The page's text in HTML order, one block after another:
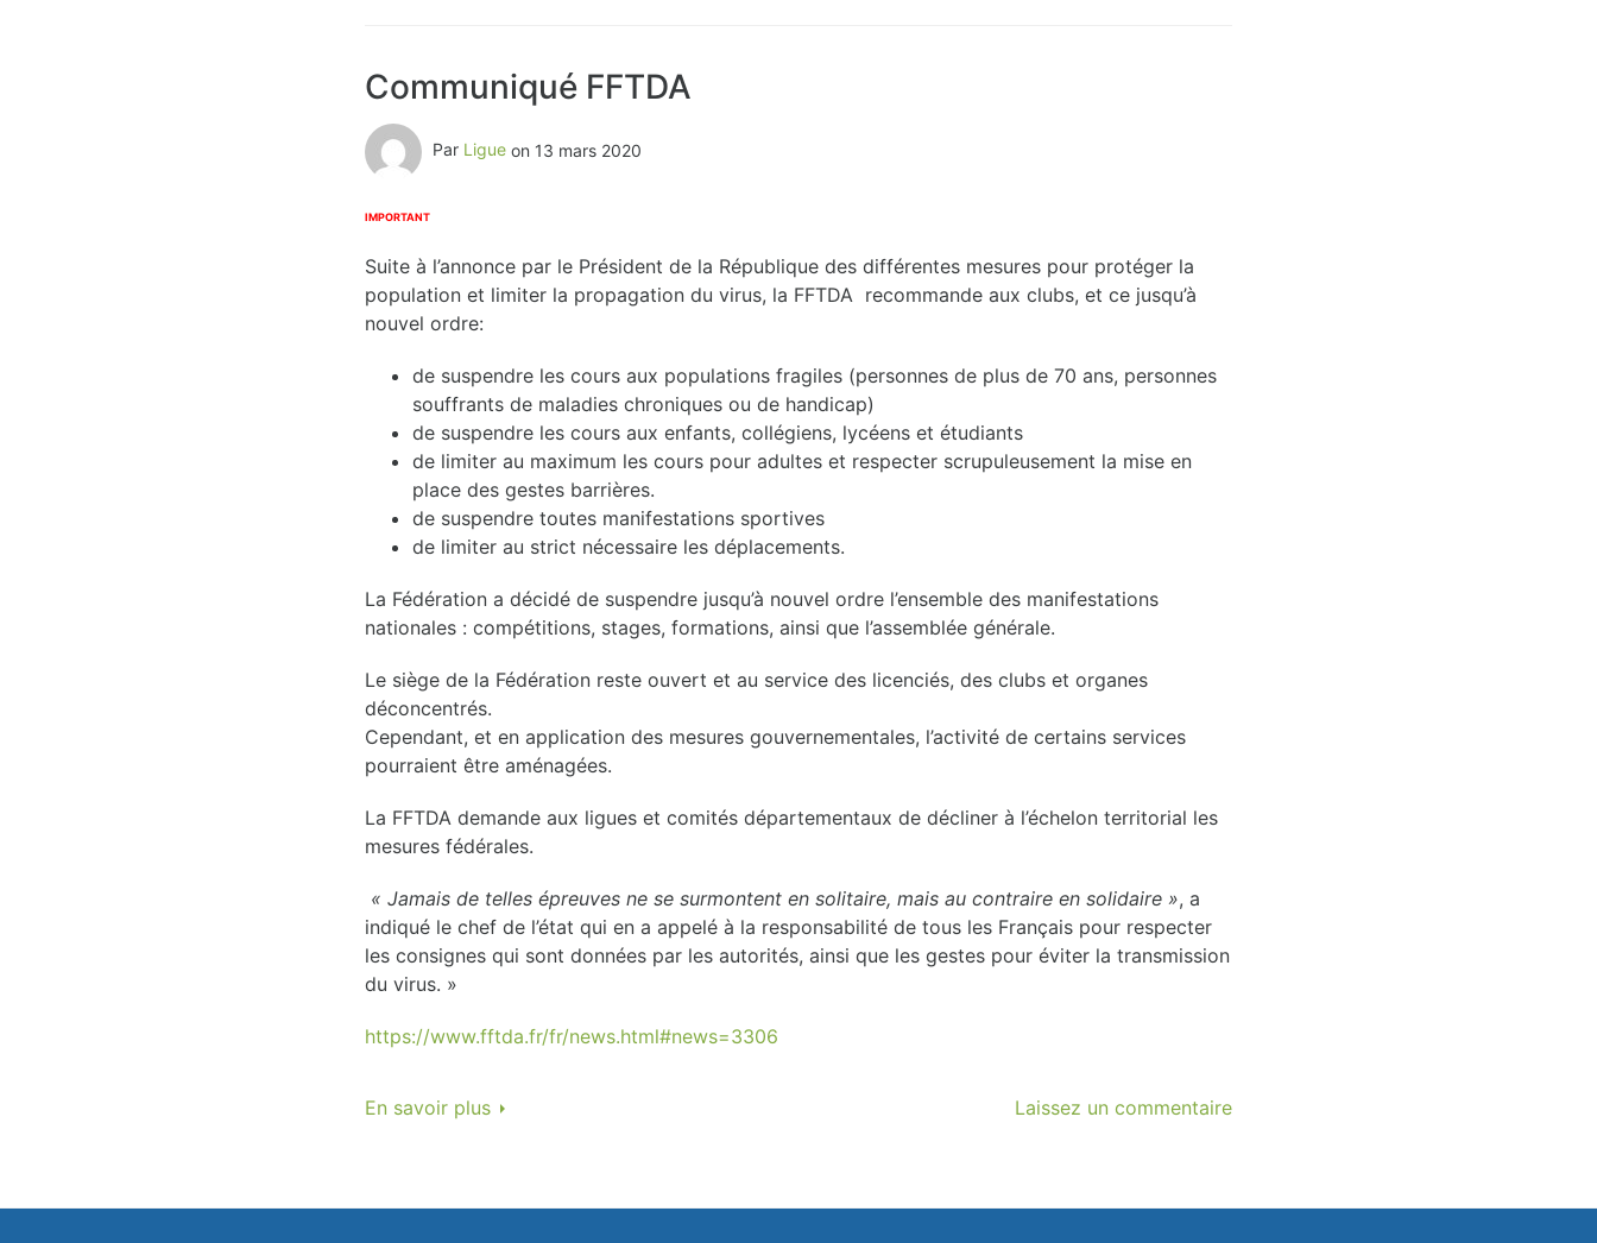
Communiqué FFTDA
Par Ligue on 13 mars 2020
IMPORTANT
Suite à l’annonce par le Président de la République des différentes mesures pour protéger la
population et limiter la propagation du virus, la FFTDA recommande aux clubs, et ce jusqu’à
nouvel ordre:
de suspendre les cours aux populations fragiles (personnes de plus de 70 ans, personnes
souffrants de maladies chroniques ou de handicap)
de suspendre les cours aux enfants, collégiens, lycéens et étudiants
de limiter au maximum les cours pour adultes et respecter scrupuleusement la mise en
place des gestes barrières.
de suspendre toutes manifestations sportives
de limiter au strict nécessaire les déplacements.
La Fédération a décidé de suspendre jusqu’à nouvel ordre l’ensemble des manifestations
nationales : compétitions, stages, formations, ainsi que l’assemblée générale.
Le siège de la Fédération reste ouvert et au service des licenciés, des clubs et organes
déconcentrés.
Cependant, et en application des mesures gouvernementales, l’activité de certains services
pourraient être aménagées.
La FFTDA demande aux ligues et comités départementaux de décliner à l’échelon territorial les
mesures fédérales.
« Jamais de telles épreuves ne se surmontent en solitaire, mais au contraire en solidaire », a
indiqué le chef de l’état qui en a appelé à la responsabilité de tous les Français pour respecter
les consignes qui sont données par les autorités, ainsi que les gestes pour éviter la transmission
du virus. »
https://www.fftda.fr/fr/news.html#news=3306
En savoir plus Laissez un commentaire